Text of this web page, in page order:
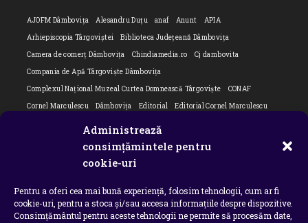
Administrează
consimțămintele pentru
cookie-uri
Pentru a oferi cea mai bună experiență, folosim tehnologii, cum ar fi
cookie-uri, pentru a stoca și/sau accesa informațiile despre dispozitive.
Consimțământul pentru aceste tehnologii ne permite să procesăm date,
AJOFM Dâmbovița Alesandru Duțu anaf Anunt
APIA
Arhiepiscopia Târgoviștei
Biblioteca Județeană Dâmbovița
Camera de comerț Dâmbovița
Chindiamedia.ro
Cj dambovita
Compania de Apă Târgoviște Dâmbovița
Complexul Național Muzeal Curtea Domnească Târgoviște
CONAF
Cornel Marculescu
Dâmbovița Editorial
Editorial Cornel Marculescu
ipj dambovita
Isu dambovita Basarab I Dambovita
Ministerul Educației
ministerul sanatatii Nu-ți uita istoria
Oana Filip
Prefectura dambovita
Primaria Dragodana
Primaria Lucieni